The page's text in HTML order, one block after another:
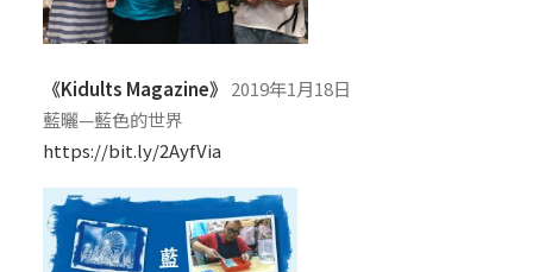
《Kidults Magazine》 2019年1月18日
藍曬—藍色的世界
https://bit.ly/2AyfVia